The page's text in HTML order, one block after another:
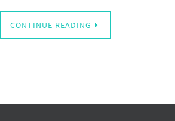
CONTINUE READING